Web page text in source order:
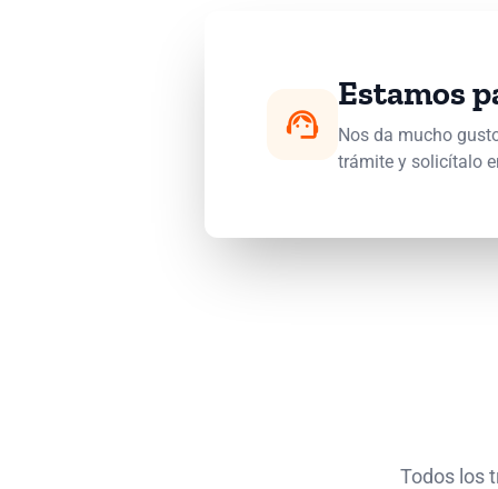
support_agent
Estamos
Nos da mucho
trámite y solicítalo
Todos los